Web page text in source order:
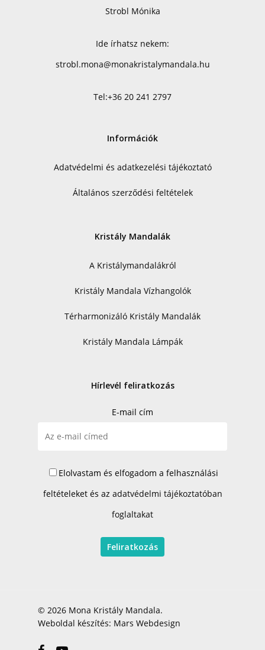
Strobl Mónika
Ide írhatsz nekem:
strobl.mona@monakristalymandala.hu
Tel:+36 20 241 2797
Információk
Adatvédelmi és adatkezelési tájékoztató
Általános szerződési feltételek
Kristály Mandalák
A Kristálymandalákról
Kristály Mandala Vízhangolók
Térharmonizáló Kristály Mandalák
Kristály Mandala Lámpák
Hírlevél feliratkozás
E-mail cím
Elolvastam és elfogadom a felhasználási
feltételeket és az adatvédelmi tájékoztatóban
foglaltakat
© 2026 Mona Kristály Mandala.
Weboldal készítés: Mars Webdesign